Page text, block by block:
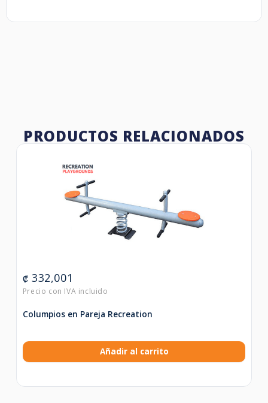
PRODUCTOS RELACIONADOS
₡ 332,001
Columpios en Pareja Recreation
Añadir al carrito